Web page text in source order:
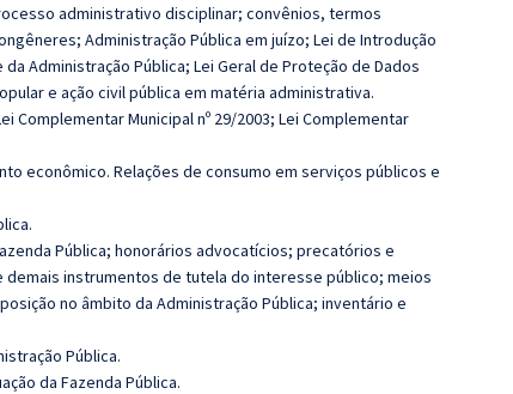
administrativo disciplinar; convênios, termos
Administração Pública em juízo; Lei de Introdução
Administração Pública; Lei Geral de Proteção de Dados
e ação civil pública em matéria administrativa.
Complementar Municipal nº 29/2003; Lei Complementar
econômico. Relações de consumo em serviços públicos e
Pública; honorários advocatícios; precatórios e
instrumentos de tutela do interesse público; meios
no âmbito da Administração Pública; inventário e
Pública.
da Fazenda Pública.